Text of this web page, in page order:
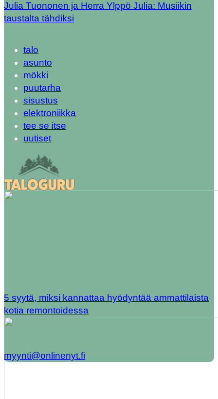
Julia Tuononen ja Herra Ylppö Julia: Musiikin
taustalta tähdiksi
talo
asunto
mökki
puutarha
sisustus
elektroniikka
tee se itse
uutiset
5 syytä, miksi kannattaa hyödyntää ammattilaista
kotia remontoidessa
myynti@onlinenyt.fi